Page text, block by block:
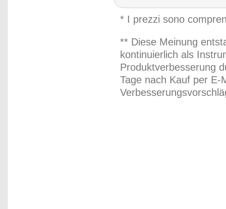
* I prezzi sono
** Diese Meinung
kontinuierlich als
Produktverbesserung
Tage nach Kauf per E-